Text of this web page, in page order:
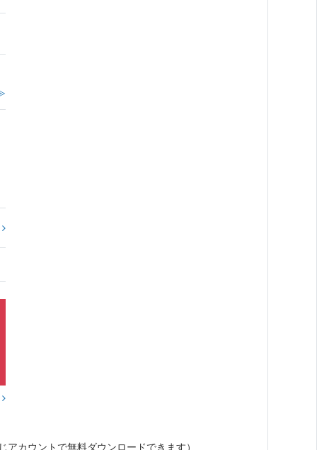
アカウントで無料ダウンロードできます）